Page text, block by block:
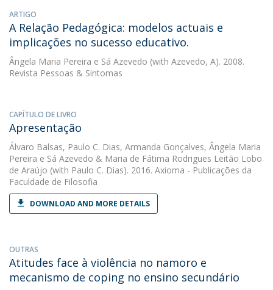
ARTIGO
A Relação Pedagógica: modelos actuais e
implicações no sucesso educativo.
Ângela Maria Pereira e Sá Azevedo (with Azevedo, A). 2008.
Revista Pessoas & Sintomas
CAPÍTULO DE LIVRO
Apresentação
Álvaro Balsas, Paulo C. Dias, Armanda Gonçalves, Ângela Maria
Pereira e Sá Azevedo & Maria de Fátima Rodrigues Leitão Lobo
de Araújo (with Paulo C. Dias). 2016. Axioma - Publicações da
Faculdade de Filosofia
DOWNLOAD AND MORE DETAILS
OUTRAS
Atitudes face à violência no namoro e
mecanismo de coping no ensino secundário